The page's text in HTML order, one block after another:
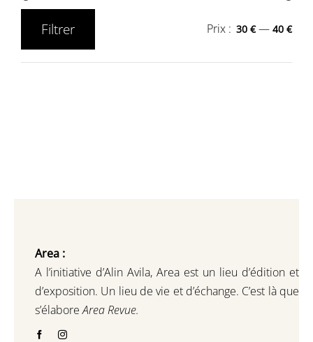
Filtrer Prix : 30 €—40 €
Area :
A l’initiative d’Alin Avila, Area est un lieu d’édition et
d’exposition. Un lieu de vie et d’échange. C’est là que
s’élaboreArea Revue.